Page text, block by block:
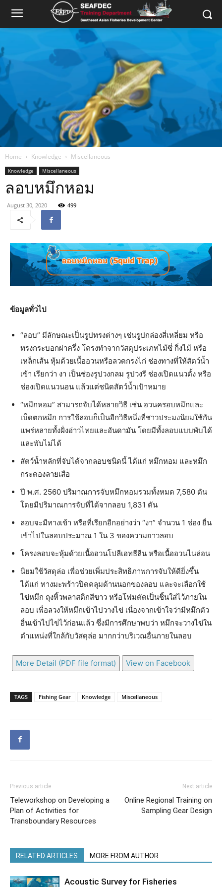
Home Knowledge Miscellaneous
Knowledge Miscellaneous
ลอบหมึกหอม
August 30, 2020 499
ข้อมูลทั่วไป
“ลอบ” มีลักษณะเป็นรูปทรงต่างๆ เช่นรูปกล่องสี่เหลี่ยม หรือ
ทรงกระบอกผ่าครึ่ง โครงทำจากวัสดุประเภทไม้ซี่ กิ่งไม้ หรือ
เหล็กเส้น หุ้มด้วยเนื้ออวนหรือลวดกรงไก่ ช่องทางที่ให้สัตว์น้ำ
เข้า เรียกว่า งา เป็นช่องรูปวงกลม รูปวงรี ช่องเปิดแนวตั้ง หรือ
ช่องเปิดแนวนอน แล้วแต่ชนิดสัตว์น้ำเป้าหมาย
“หมึกหอม” สามารถจับได้หลายวิธี เช่น อวนครอบหมึกและ
เบ็ดตกหมึก การใช้ลอบก็เป็นอีกวิธีหนึ่งที่ชาวประมงนิยมใช้กัน
แพร่หลายทั้งฝั่งอ่าวไทยและอันดามัน โดยมีทั้งลอบแบบพับได้
และพับไม่ได้
สัตว์น้ำหลักที่จับได้จากลอบชนิดนี้ ได้แก่ หมึกหอม และหมึก
กระดองลายเสือ
ปี พ.ศ. 2560 ปริมาณการจับหมึกหอมรวมทั้งหมด 7,580 ตัน
โดยมีปริมาณการจับที่ได้จากลอบ 1,831 ตัน
ลอบจะมีทางเข้า หรือที่เรียกอีกอย่างว่า “งา” จำนวน 1 ช่อง ยื่น
เข้าไปในลอบประมาณ 1 ใน 3 ของความยาวลอบ
โครงลอบจะหุ้มด้วยเนื้ออวนโปลีเอทธีลีน หรือเนื้ออวนไนล่อน
นิยมใช้วัสดุล่อ เพื่อช่วยเพิ่มประสิทธิภาพการจับให้ดียิ่งขึ้น
ได้แก่ ทางมะพร้าวปิดคลุมด้านนอกของลอบ และจะเลือกใช้
ไข่หมึก ถุงหิ้วพลาสติกสีขาว หรือโฟมตัดเป็นชิ้นใส่ไว้ภายใน
ลอบ เพื่อลวงให้หมึกเข้าไปวางไข่ เนื่องจากเข้าใจว่ามีหมึกตัว
อื่นเข้าไปไข่ไว้ก่อนแล้ว ซึ่งมีการศึกษาพบว่า หมึกจะวางไข่ใน
ตำแหน่งที่ใกล้กับวัสดุล่อ มากกว่าบริเวณอื่นภายในลอบ
More Detail (PDF file format) View on Facebook
TAGS Fishing Gear Knowledge Miscellaneous
Previous article
Teleworkshop on Developing a
Plan of Activities for
Transboundary Resources
Next article
Online Regional Training on
Sampling Gear Design
RELATED ARTICLES MORE FROM AUTHOR
Acoustic Survey for Fisheries